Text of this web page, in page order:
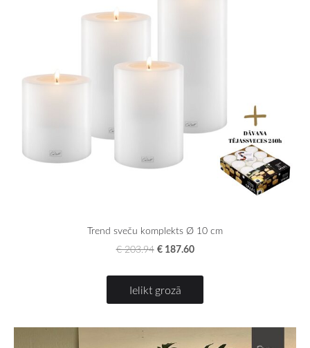
Trend sveču komplekts Ø 10 cm
€ 203.94 € 187.60
Ielikt grozā